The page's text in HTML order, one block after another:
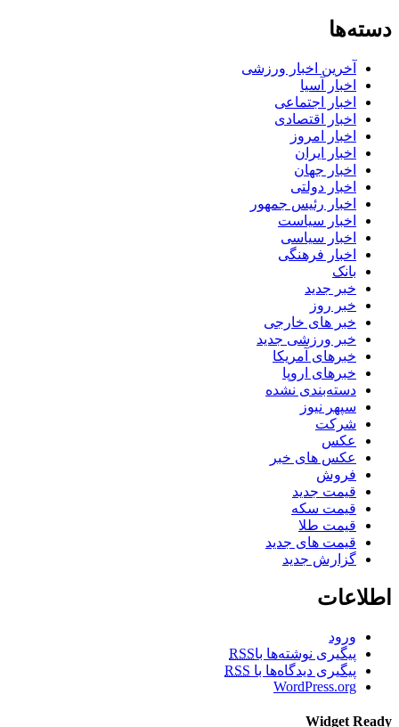
دسته‌ها
آخرین اخبار ورزشی
اخبار آسیا
اخبار اجتماعی
اخبار اقتصادی
اخبار امروز
اخبار ایران
اخبار جهان
اخبار دولتی
اخبار رئیس جمهور
اخبار سیاست
اخبار سیاسی
اخبار فرهنگی
بانک
خبر جدید
خبر روز
خبر های خارجی
خبر ورزشی جدید
خبرهای آمریکا
خبرهای اروپا
دسته‌بندی نشده
سپهر نیوز
شرکت
عکس
عکس های خبر
فروش
قیمت جدید
قیمت سکه
قیمت طلا
قیمت های جدید
گزارش جدید
اطلاعات
ورود
پیگیری نوشته‌ها باRSS
پیگیری دیدگاه‌ها با RSS
WordPress.org
Widget Ready